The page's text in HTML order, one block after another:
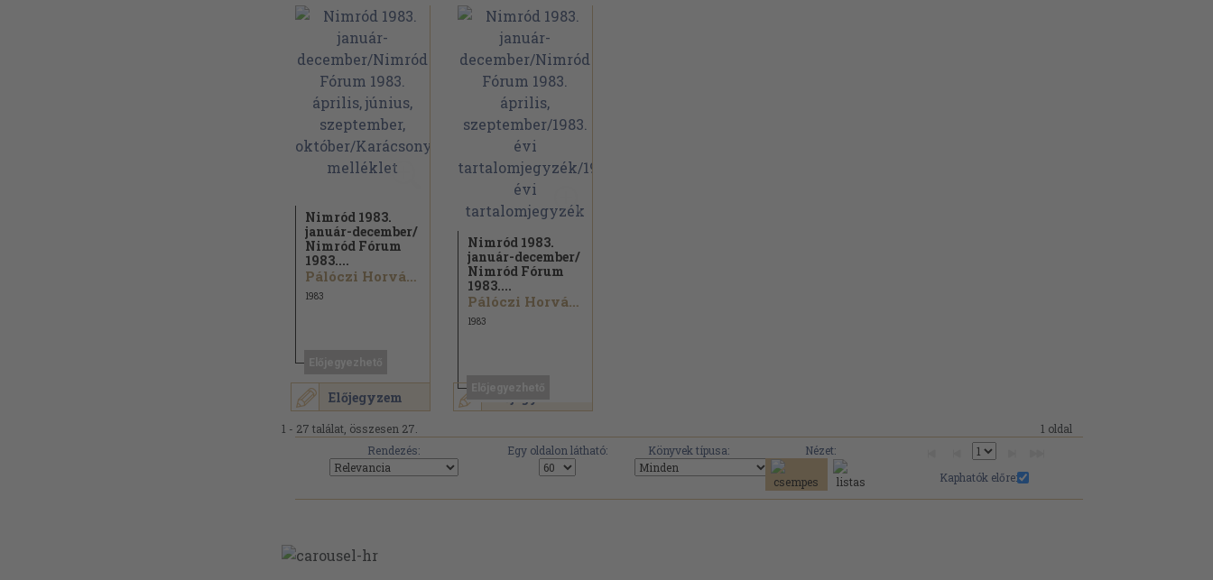
Előjegyzem
Nimród 1983.
január-december/
Nimród Fórum
1983....
Pálóczi Horváth Ádám...
1983
Nimród 1983.
január-december/
Nimród Fórum
1983....
Pálóczi Horváth Ádám...
1983
1 - 27 találat, összesen 27.
1 oldal
Rendezés:
Egy oldalon látható: Könyvek típusa:
Nézet:
Kaphatók előre: